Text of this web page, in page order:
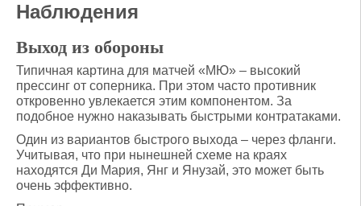
Наблюдения
Выход из обороны
Типичная картина для матчей «МЮ» – высокий
прессинг от соперника. При этом часто противник
откровенно увлекается этим компонентом. За
подобное нужно наказывать быстрыми контратаками.
Один из вариантов быстрого выхода – через фланги.
Учитывая, что при нынешней схеме на краях
находятся Ди Мария, Янг и Янузай, это может быть
очень эффективно.